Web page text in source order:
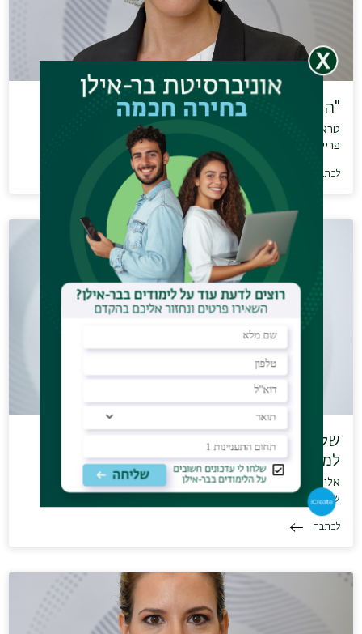
"הוצאתי 6,000 שקל ביום": למה הבלאק…
טראומת המלחמה והאיום להתחדשותה בשילוב עם מבצעי בלאק
פריידי יוצר קוקטייל מסוכן,…
לכתבה
שליש מבני הנוער הישראלים היו עדים
למערכת יחסי…
אלימות זוגית בין מתבגרים היא תופעה נפוצה ושקופה. מחקר חדש
של פרופ' ענת בן-פורת…
לכתבה